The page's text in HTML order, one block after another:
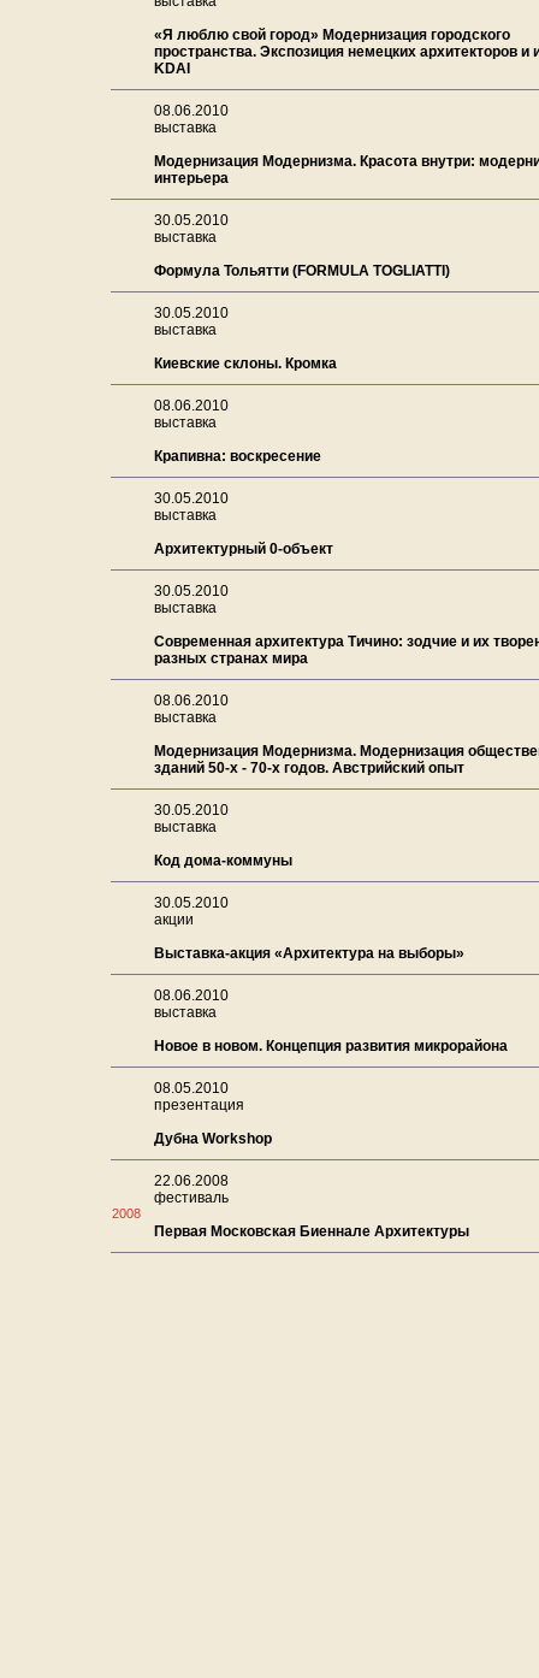
«Я люблю свой город» Модернизация городского
пространства. Экспозиция немецких архитекторов и
KDAI
08.06.2010
выставка
Модернизация Модернизма. Красота внутри:
интерьера
30.05.2010
выставка
Формула Тольятти (FORMULA TOGLIATTI)
30.05.2010
выставка
Киевские склоны. Кромка
08.06.2010
выставка
Крапивна: воскресение
30.05.2010
выставка
Архитектурный 0-объект
30.05.2010
выставка
Современная архитектура Тичино: зодчие и их
разных странах мира
08.06.2010
выставка
Модернизация Модернизма. Модернизация
зданий 50-х - 70-х годов. Австрийский опыт
30.05.2010
выставка
Код дома-коммуны
30.05.2010
акции
Выставка-акция «Архитектура на выборы»
08.06.2010
выставка
Новое в новом. Концепция развития микрорайона
08.05.2010
презентация
Дубна Workshop
2008
22.06.2008
фестиваль
Первая Московская Биеннале Архитектуры